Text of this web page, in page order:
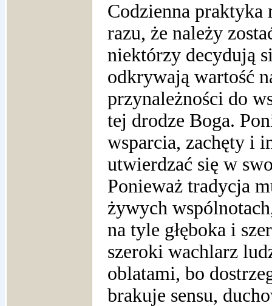
Codzienna praktyka
razu, że należy
niektórzy decydują
odkrywają wartość
przynależności do
tej drodze Boga.
wsparcia, zachęty i
utwierdzać się w
Ponieważ tradycja
żywych
na tyle głęboka i
szeroki wachlarz
oblatami, bo
brakuje sensu,